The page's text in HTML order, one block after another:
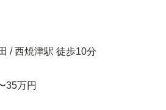
/ 西焼津駅 徒歩10分
35万円